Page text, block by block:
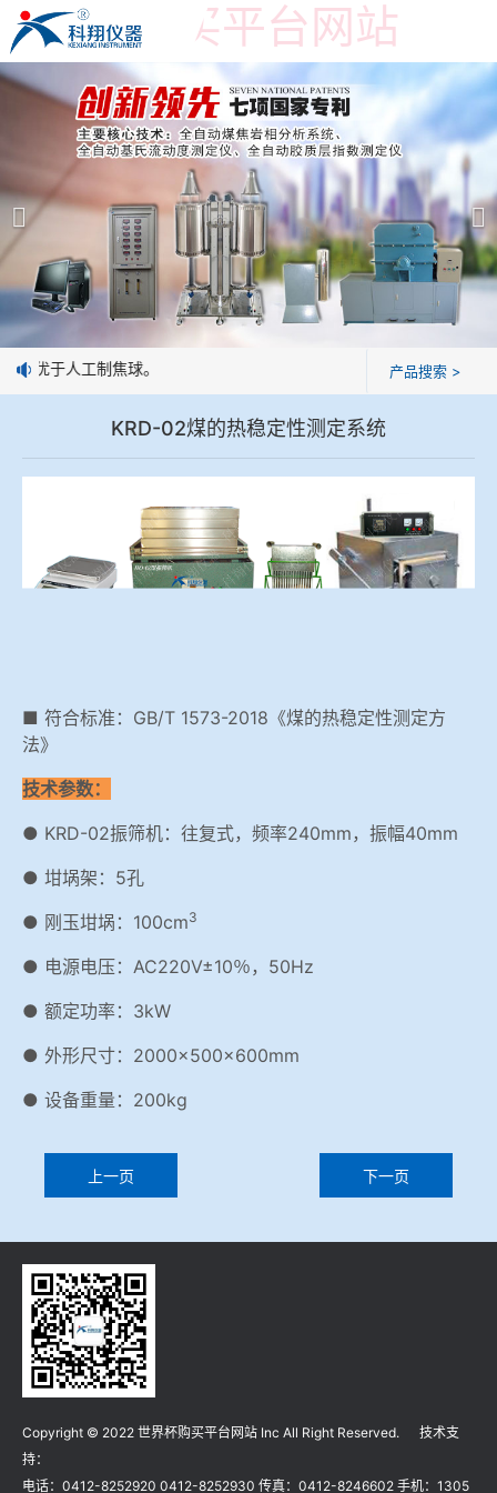
世界杯购买平台网站
世界杯购买平台网站
产品展示 ＞
焦炭高温性能检测系统
焦化行业检测及优化配煤设备
球团矿/烧结矿/块矿高温冶金性能检测系统
烧结/球团优化配矿研究设备
高炉配吹煤检测设备
冶金渣、保护渣等高温物性检测设备
冶金石灰活性度测定仪
工业分析、测硫仪等
公司简介
世界杯购买平台网站
企业业绩
技术交流
标准下载
世界杯购买平台网站
或优于人工制焦球。 产品搜索 >
KRD-02煤的热稳定性测定系统
■ 符合标准：GB/T 1573-2018《煤的热稳定性测定方
法》
技术参数：
● KRD-02振筛机：往复式，频率240mm，振幅40mm
● 坩埚架：5孔
● 刚玉坩埚：100cm3
● 电源电压：AC220V±10％，50Hz
● 额定功率：3kW
● 外形尺寸：2000×500×600mm
● 设备重量：200kg
上一页 下一页
Copyright © 2022 世界杯购买平台网站 Inc All Right Reserved. 技术支
持：
电话：0412-8252920 0412-8252930 传真：0412-8246602 手机：1305